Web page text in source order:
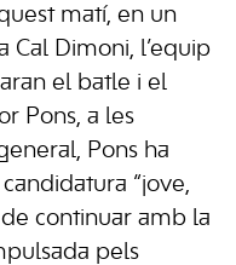
matí, en un
Cal Dimoni, l’equip
el batle i el
Pons, a les
Pons ha
“jove,
continuar amb la
pels